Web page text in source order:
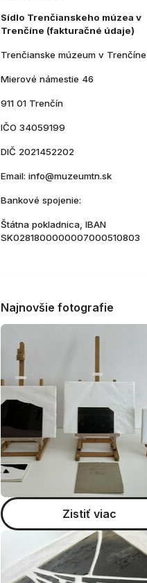
Sídlo Trenčianskeho múzea v
Trenčíne (fakturačné údaje)
Trenčianske múzeum v Trenčíne
Mierové námestie 46
911 01 Trenčín
IČO 34059199
DIČ 2021452202
Email: info@muzeumtn.sk
Bankové spojenie:
Štátna pokladnica, IBAN
SK0281800000007000510803
Najnovšie fotografie
Zistiť viac